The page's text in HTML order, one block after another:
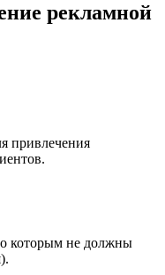
рекламной
привлечения
которым не должны